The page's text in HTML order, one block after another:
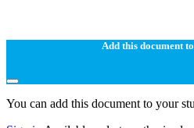
Add this document
You can add this document to your